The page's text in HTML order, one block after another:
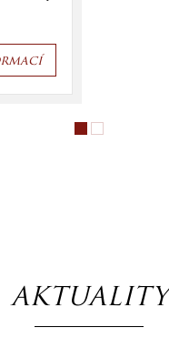
AKTUALITY